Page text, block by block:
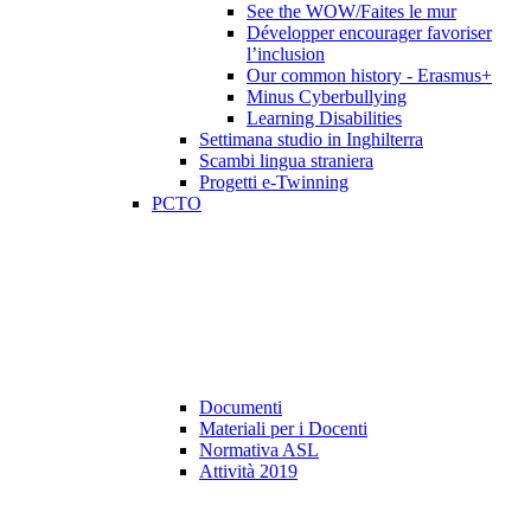
See the WOW/Faites le mur
Développer encourager favoriser
l’inclusion
Our common history - Erasmus+
Minus Cyberbullying
Learning Disabilities
Settimana studio in Inghilterra
Scambi lingua straniera
Progetti e-Twinning
PCTO
Documenti
Materiali per i Docenti
Normativa ASL
Attività 2019